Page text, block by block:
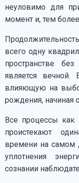
неуловимо для
момент и, тем
всего одну
пространстве
является вечной.
влияющую на
рождения, начиная
Все процессы
проистекают
времени на самом
уплотнения
сознании